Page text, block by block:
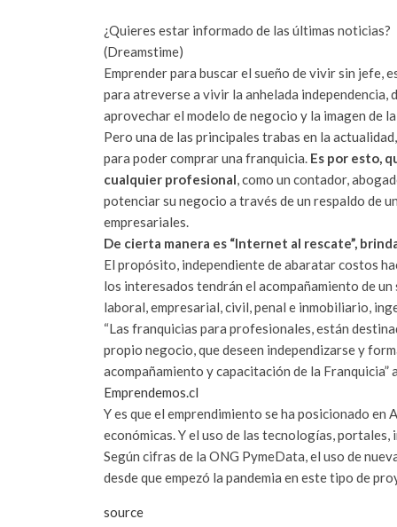
¿Quieres estar informado de las últimas noticias?
(Dreamstime)
Emprender para buscar el sueño de vivir sin jefe,
para atreverse a vivir la anhelada
aprovechar el modelo de negocio y la imagen de
Pero una de las principales trabas en la
para poder comprar una franquicia. Es por esto,
cualquier profesional, como un contador,
potenciar su negocio a través de un respaldo de
empresariales.
De cierta manera es “Internet al rescate”,
El propósito, independiente de abaratar costos
los interesados tendrán el acompañamiento de
laboral, empresarial, civil, penal e inmobiliario,
“Las franquicias para profesionales, están
propio negocio, que deseen independizarse y
acompañamiento y capacitación de la
Emprendemos.cl
Y es que el emprendimiento se ha posicionado
económicas. Y el uso de las tecnologías,
Según cifras de la ONG PymeData, el uso de
desde que empezó la pandemia en este tipo de
source